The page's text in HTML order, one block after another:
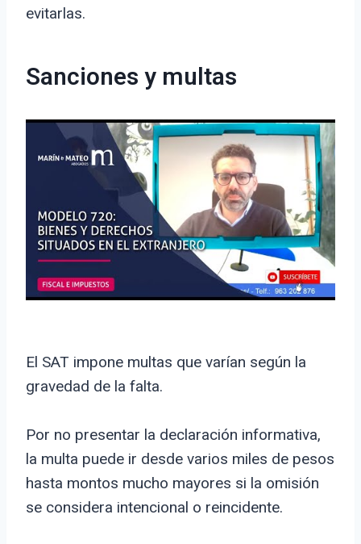
evitarlas.
Sanciones y multas
El SAT impone multas que varían según la
gravedad de la falta.
Por no presentar la declaración informativa,
la multa puede ir desde varios miles de pesos
hasta montos mucho mayores si la omisión
se considera intencional o reincidente.